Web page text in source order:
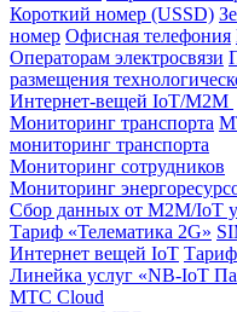
Короткий номер (USSD)
номер Офисная телефония
Операторам электросвязи
размещения
Интернет-вещей IoT/M2M
Мониторинг транспорта
мониторинг транспорта
Мониторинг сотрудников
Мониторинг
Сбор данных от М2М/IoT
Тариф «Телематика 2G»
Интернет вещей IoT Тариф
Линейка услуг «NB-IoT
МТС Cloud